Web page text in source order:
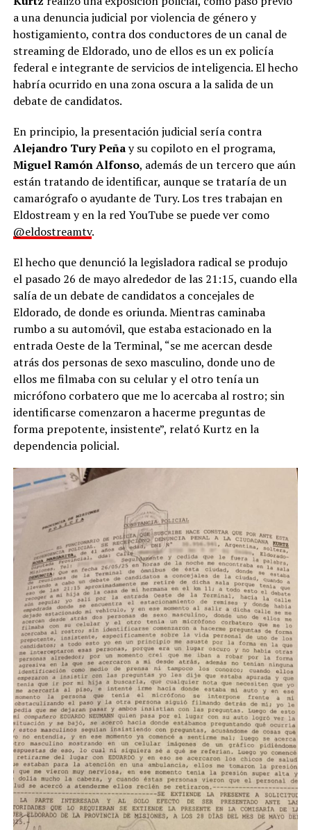
a una denuncia judicial por violencia de género y
hostigamiento, contra dos conductores de un canal de
streaming de Eldorado, uno de ellos es un ex policía
federal e integrante de servicios de inteligencia. El hecho
habría ocurrido en una zona oscura a la salida de un
debate de candidatos.
En principio, la presentación judicial sería contra
Alejandro Tury Peñay su copiloto en el programa,
Miguel Ramón Alfonso, además de un tercero que aún
están tratando de identificar, aunque se trataría de un
camarógrafo o ayudante de Tury. Los tres trabajan en
Eldostream y en la red YouTube se puede ver como
@eldostreamtv.
El hecho que denunció la legisladora radical se produjo
el pasado 26 de mayo alrededor de las 21:15, cuando ella
salía de un debate de candidatos a concejales de
Eldorado, de donde es oriunda. Mientras caminaba
rumbo a su automóvil, que estaba estacionado en la
entrada Oeste de la Terminal, “se me acercan desde
atrás dos personas de sexo masculino, donde uno de
ellos me filmaba con su celular y el otro tenía un
micrófono corbatero que me lo acercaba al rostro; sin
identificarse comenzaron a hacerme preguntas de
forma prepotente, insistente”, relató Kurtz en la
dependencia policial.